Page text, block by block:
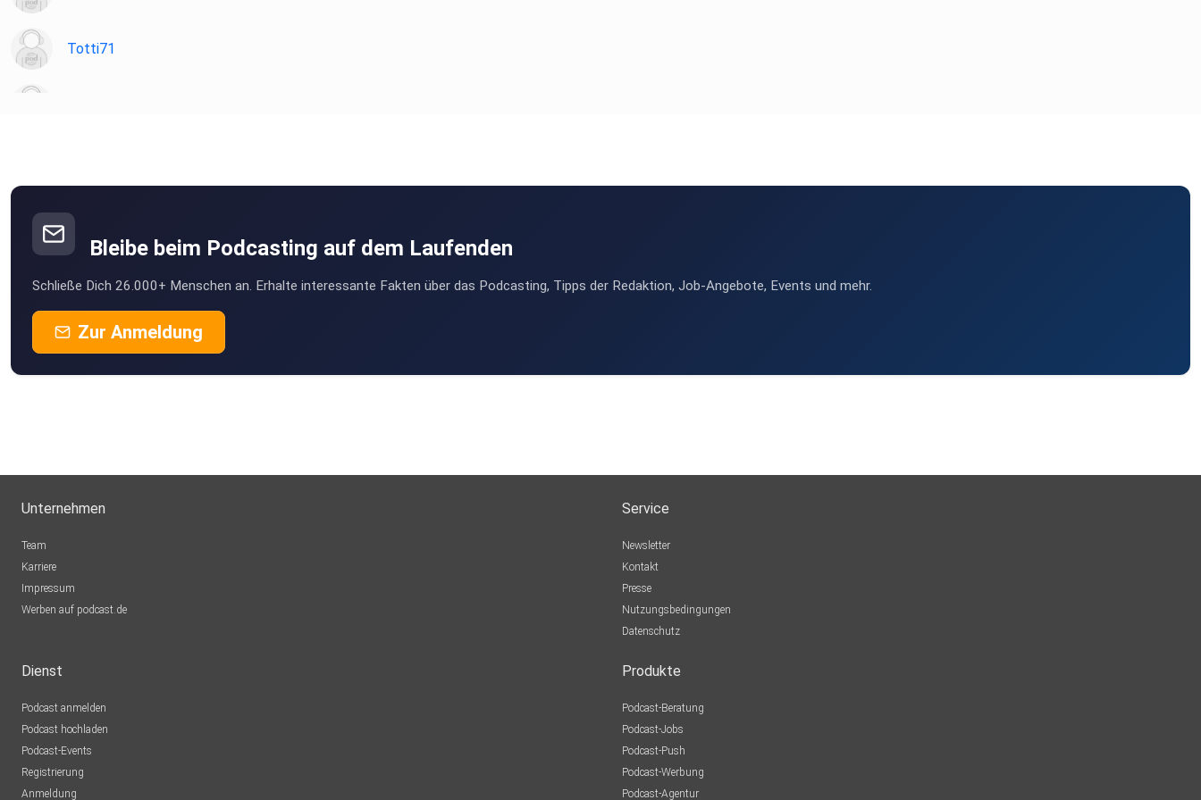
Totti71
Dieter72
Nürnberg
Max1223
Bleibe beim Podcasting auf dem Laufenden
Schließe Dich 26.000+ Menschen an. Erhalte interessante Fakten über das Podcasting, Tipps der Redaktion, Job-Angebote, Events und mehr.
Zur Anmeldung
Unternehmen
Team
Karriere
Impressum
Werben auf podcast.de
Service
Newsletter
Kontakt
Presse
Nutzungsbedingungen
Datenschutz
Dienst
Podcast anmelden
Podcast hochladen
Podcast-Events
Registrierung
Anmeldung
Produkte
Podcast-Beratung
Podcast-Jobs
Podcast-Push
Podcast-Werbung
Podcast-Agentur